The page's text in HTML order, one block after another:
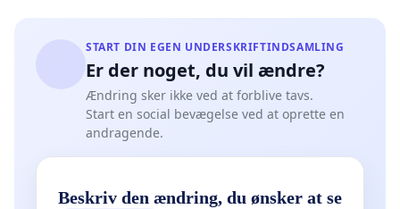
START DIN EGEN UNDERSKRIFTINDSAMLING
Er der noget, du vil ændre?
Ændring sker ikke ved at forblive tavs.
Start en social bevægelse ved at oprette en
andragende.
Beskriv den ændring, du ønsker at se